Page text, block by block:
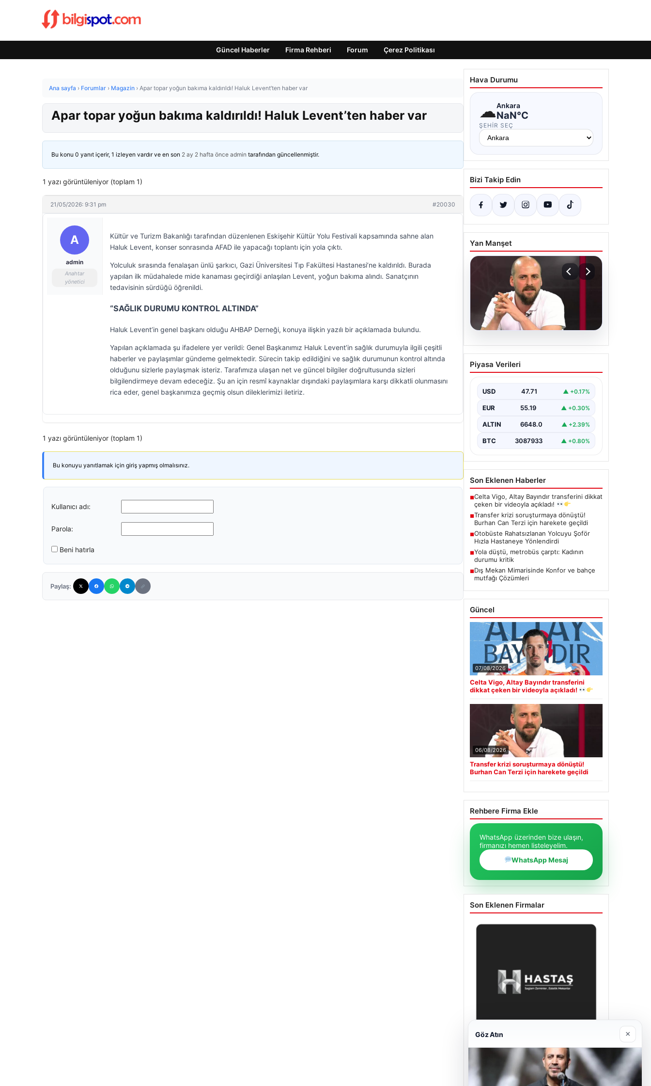
Güncel Haberler Firma Rehberi Forum Çerez Politikası
Ana sayfa › Forumlar › Magazin › Apar topar yoğun bakıma kaldırıldı! Haluk Levent’ten haber var
Apar topar yoğun bakıma kaldırıldı! Haluk Levent’ten haber var
Bu konu 0 yanıt içerir, 1 izleyen vardır ve en son 2 ay 2 hafta önce admin tarafından güncellenmiştir.
1 yazı görüntüleniyor (toplam 1)
21/05/2026: 9:31 pm #20030
A
admin
Anahtar
yönetici
Kültür ve Turizm Bakanlığı tarafından düzenlenen Eskişehir Kültür Yolu Festivali kapsamında sahne alan
Haluk Levent, konser sonrasında AFAD ile yapacağı toplantı için yola çıktı.
Yolculuk sırasında fenalaşan ünlü şarkıcı, Gazi Üniversitesi Tıp Fakültesi Hastanesi’ne kaldırıldı. Burada
yapılan ilk müdahalede mide kanaması geçirdiği anlaşılan Levent, yoğun bakıma alındı. Sanatçının
tedavisinin sürdüğü öğrenildi.
“SAĞLIK DURUMU KONTROL ALTINDA”
Haluk Levent’in genel başkanı olduğu AHBAP Derneği, konuya ilişkin yazılı bir açıklamada bulundu.
Yapılan açıklamada şu ifadelere yer verildi: Genel Başkanımız Haluk Levent’in sağlık durumuyla ilgili çeşitli
haberler ve paylaşımlar gündeme gelmektedir. Sürecin takip edildiğini ve sağlık durumunun kontrol altında
olduğunu sizlerle paylaşmak isteriz. Tarafımıza ulaşan net ve güncel bilgiler doğrultusunda sizleri
bilgilendirmeye devam edeceğiz. Şu an için resmî kaynaklar dışındaki paylaşımlara karşı dikkatli olunmasını
rica eder, genel başkanımıza geçmiş olsun dileklerimizi iletiriz.
1 yazı görüntüleniyor (toplam 1)
Bu konuyu yanıtlamak için giriş yapmış olmalısınız.
Kullanıcı adı:
Parola:
Beni hatırla
Paylaş:
Hava Durumu
☁Ankara
NaN°C
ŞEHIR SEÇ
Bizi Takip Edin
Yan Manşet
06.08.2026
Transfer krizi
soruşturmaya dönüştü!
harekete geçildi
Piyasa Verileri
USD 47.71 ▲ +0.17%
EUR 55.19 ▲ +0.30%
ALTIN 6648.0 ▲ +2.39%
BTC 3087933 ▲ +0.80%
Son Eklenen Haberler
■Celta Vigo, Altay Bayındır transferini dikkat
çeken bir videoyla açıkladı!
■Transfer krizi soruşturmaya dönüştü!
Burhan Can Terzi için harekete geçildi
■Otobüste Rahatsızlanan Yolcuyu Şoför
Hızla Hastaneye Yönlendirdi
■Yola düştü, metrobüs çarptı: Kadının
durumu kritik
■Dış Mekan Mimarisinde Konfor ve bahçe
mutfağı Çözümleri
Güncel
07/08/2026
Celta Vigo, Altay Bayındır transferini
dikkat çeken bir videoyla açıkladı!
06/08/2026
Transfer krizi soruşturmaya dönüştü!
Burhan Can Terzi için harekete geçildi
Rehbere Firma Ekle
WhatsApp üzerinden bize ulaşın,
firmanızı hemen listeleyelim.
WhatsApp Mesaj
Son Eklenen Firmalar
Hastaş Beton
26/05/2026
Göz Atın ×